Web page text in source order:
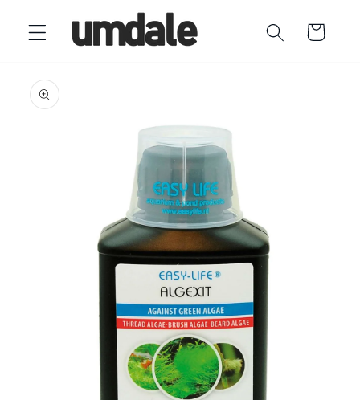
directamente
al contenido
Carrito
a la
información